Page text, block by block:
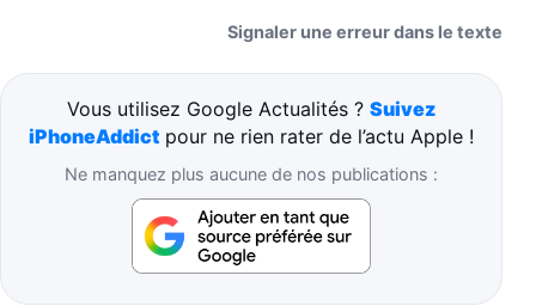
Signaler une erreur dans le texte
Vous utilisez Google Actualités ? Suivez
iPhoneAddict pour ne rien rater de l’actu Apple !
Ne manquez plus aucune de nos publications :